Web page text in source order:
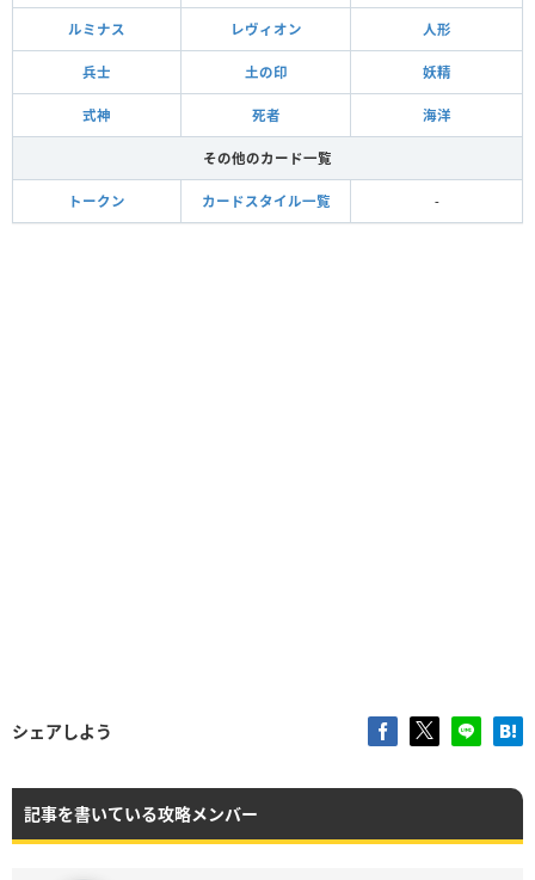
ルミナス レヴィオン 人形
兵士 土の印 妖精
式神 死者 海洋
その他のカード一覧
トークン カードスタイル一覧 -
シェアしよう
記事を書いている攻略メンバー